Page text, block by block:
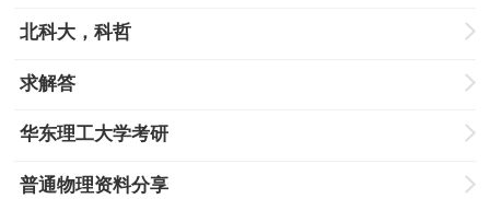
北科大，科哲
求解答
华东理工大学考研
普通物理资料分享